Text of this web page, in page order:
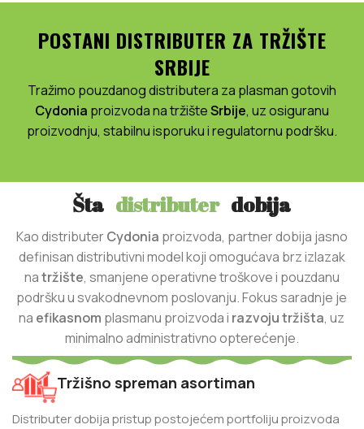
POSTANI DISTRIBUTER ZA TRŽIŠTE
SRBIJE
Tražimo pouzdanog distributera za plasman gotovih
Cydonia proizvoda na tržišteSrbije, uz osiguranu
proizvodnju, stabilnu isporuku i regulatornu podršku.
Šta distributerdobija
Kao distributerCydonia proizvoda, partner dobija jasno
definisan distributivni model koji omogućava brz izlazak
natržište, smanjene operativne troškove i pouzdanu
podršku u svakodnevnom poslovanju. Fokus saradnje je
na efikasnom plasmanu proizvoda i razvoju tržišta, uz
minimalno administrativno opterećenje.
Tržišno spreman asortiman
Distributer dobija pristup postojećem portfoliju proizvoda